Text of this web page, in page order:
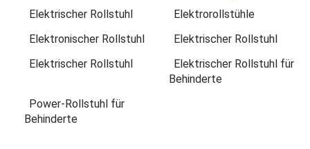
Elektrischer Rollstuhl
Elektrorollstühle
Elektronischer Rollstuhl
Elektrischer Rollstuhl
Elektrischer Rollstuhl
Elektrischer Rollstuhl für
Behinderte
Power-Rollstuhl für
Behinderte